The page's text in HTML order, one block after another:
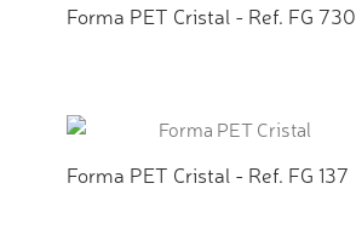
Forma PET Cristal - Ref. FG 730
Forma PET Cristal - Ref. FG 137